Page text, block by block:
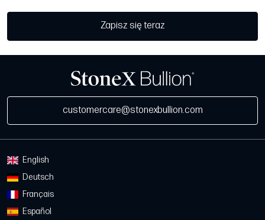
Zapisz się teraz
customercare@stonexbullion.com
English
Deutsch
Français
Español